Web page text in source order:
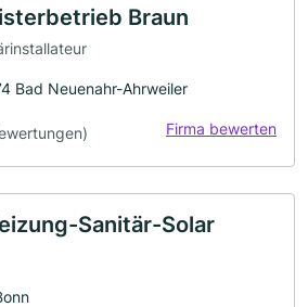
Braun
Bad Neuenahr-Ahrweiler
Firma bewerten
Sanitär-Solar